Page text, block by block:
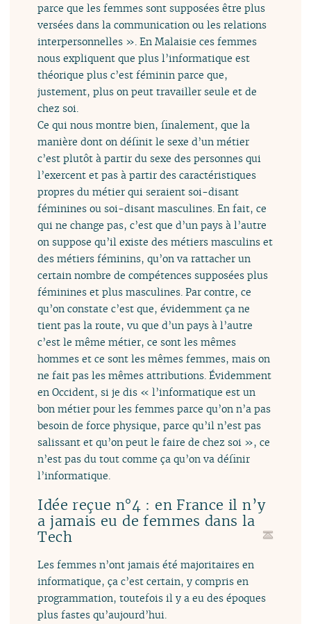
parce que les femmes sont supposées être plus
versées dans la communication ou les relations
interpersonnelles ». En Malaisie ces femmes
nous expliquent que plus l’informatique est
théorique plus c’est féminin parce que,
justement, plus on peut travailler seule et de
chez soi.
Ce qui nous montre bien, finalement, que la
manière dont on définit le sexe d’un métier
c’est plutôt à partir du sexe des personnes qui
l’exercent et pas à partir des caractéristiques
propres du métier qui seraient soi-disant
féminines ou soi-disant masculines. En fait, ce
qui ne change pas, c’est que d’un pays à l’autre
on suppose qu’il existe des métiers masculins et
des métiers féminins, qu’on va rattacher un
certain nombre de compétences supposées plus
féminines et plus masculines. Par contre, ce
qu’on constate c’est que, évidemment ça ne
tient pas la route, vu que d’un pays à l’autre
c’est le même métier, ce sont les mêmes
hommes et ce sont les mêmes femmes, mais on
ne fait pas les mêmes attributions. Évidemment
en Occident, si je dis « l’informatique est un
bon métier pour les femmes parce qu’on n’a pas
besoin de force physique, parce qu’il n’est pas
salissant et qu’on peut le faire de chez soi », ce
n’est pas du tout comme ça qu’on va définir
l’informatique.
Idée reçue n°4 : en France il n’y
a jamais eu de femmes dans la
Tech
Les femmes n’ont jamais été majoritaires en
informatique, ça c’est certain, y compris en
programmation, toutefois il y a eu des époques
plus fastes qu’aujourd’hui.